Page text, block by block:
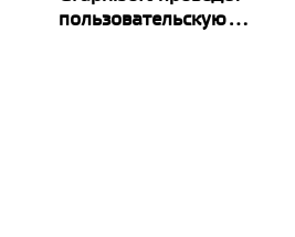
пользовательскую...